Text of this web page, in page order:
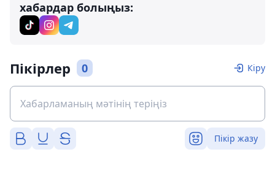
хабардар болыңыз:
Пікірлер 0 Кіру
Пікір жазу